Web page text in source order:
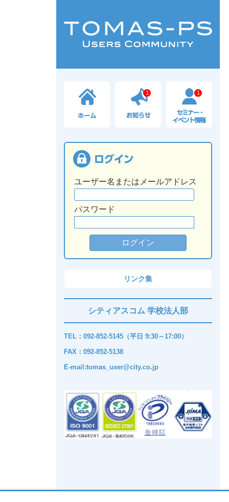
1 1
ユーザー名またはメールアドレス
パスワード
リンク集
シティアスコム 学校法人部
TEL：092-852-5145（平日 9:30～17:00）
FAX：092-852-5138
E-mail:tomas_user@city.co.jp